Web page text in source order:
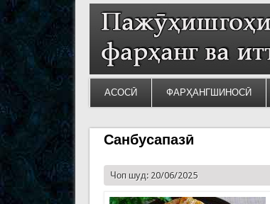
АСОСӢ ФАРҲАНГШИНОСӢ
Санбусапазӣ
Чоп шуд: 20/06/2025